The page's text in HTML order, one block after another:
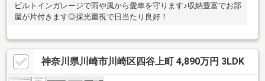
ビルトインガレージで雨や風から愛車を守ります♪収納豊富でお部
屋が片付きます◎採光重視で日当たり良好！
神奈川県川崎市川崎区四谷上町 4,890万円 3LDK